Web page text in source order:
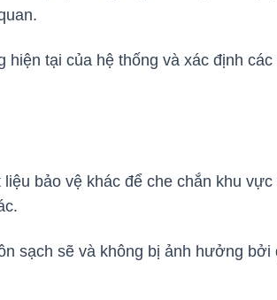
tại của hệ thống và xác định
bảo vệ khác để che chắn khu
sạch sẽ và không bị ảnh hưởng bởi